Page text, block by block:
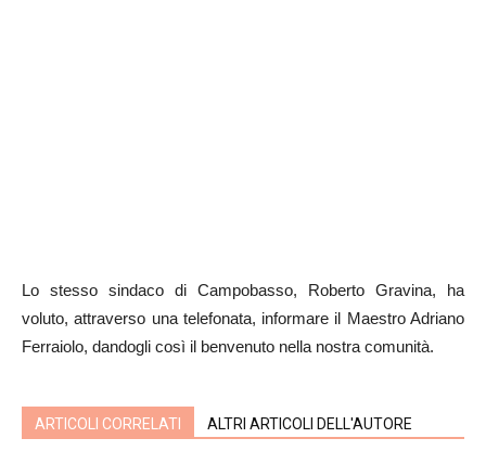
Lo stesso sindaco di Campobasso, Roberto Gravina, ha
voluto, attraverso una telefonata, informare il Maestro Adriano
Ferraiolo, dandogli così il benvenuto nella nostra comunità.
ARTICOLI CORRELATI ALTRI ARTICOLI DELL'AUTORE